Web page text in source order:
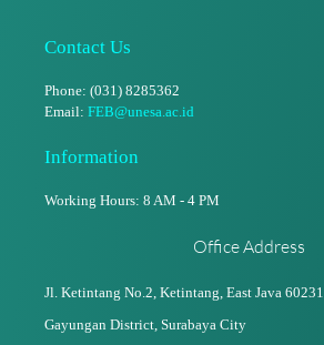
Contact Us
Phone: (031) 8285362
Email: FEB@unesa.ac.id
Information
Working Hours: 8 AM - 4 PM
Office Address
Jl. Ketintang No.2, Ketintang, East Java 60231
Gayungan District, Surabaya City